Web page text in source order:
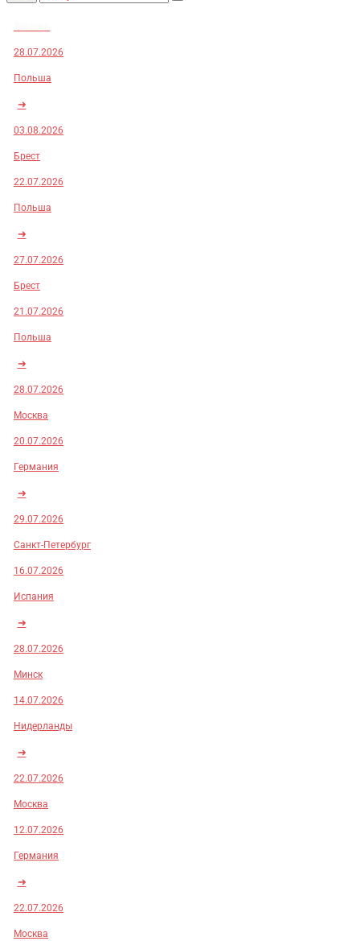
28.07.2026
Польша
➜
03.08.2026
Брест
22.07.2026
Польша
➜
27.07.2026
Брест
21.07.2026
Польша
➜
28.07.2026
Москва
20.07.2026
Германия
➜
29.07.2026
Санкт-Петербург
16.07.2026
Испания
➜
28.07.2026
Минск
14.07.2026
Нидерланды
➜
22.07.2026
Москва
12.07.2026
Германия
➜
22.07.2026
Москва